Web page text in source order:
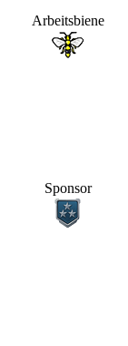
Arbeitsbiene
Sponsor